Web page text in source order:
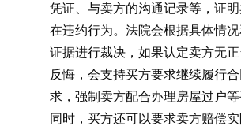
凭证、与卖方的沟通记录等，证
在违约行为。法院会根据具体情
证据进行裁决，如果认定卖方无
反悔，会支持买方要求继续履行
求，强制卖方配合办理房屋过户等
同时，买方还可以要求卖方赔偿